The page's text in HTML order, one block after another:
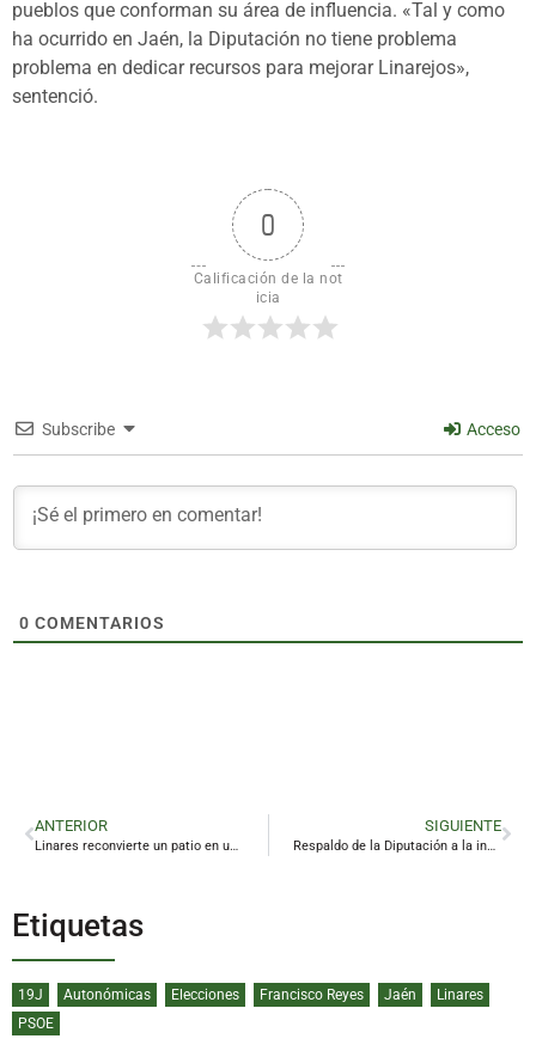
pueblos que conforman su área de influencia. «Tal y como
ha ocurrido en Jaén, la Diputación no tiene problema
problema en dedicar recursos para mejorar Linarejos»,
sentenció.
0
Calificación de la not
icia
Subscribe Acceso
0 COMENTARIOS
ANTERIOR
Linares reconvierte un patio en un espacio ‘idílico’ para la cultura al aire libre
SIGUIENTE
Respaldo de la Diputación a la industria panadera jiennense
Etiquetas
19J Autonómicas Elecciones Francisco Reyes Jaén
Linares
PSOE